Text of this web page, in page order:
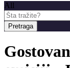
All
Pretraga